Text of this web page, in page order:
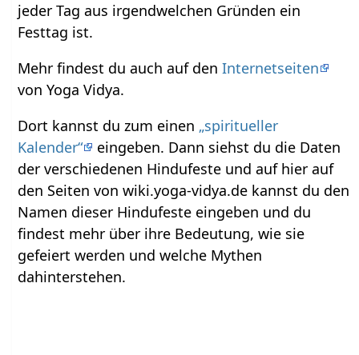
jeder Tag aus irgendwelchen Gründen ein
Festtag ist.
Mehr findest du auch auf denInternetseiten
von Yoga Vidya.
Dort kannst du zum einen „spiritueller
Kalender“
eingeben. Dann siehst du die Daten
der verschiedenen Hindufeste und auf hier auf
den Seiten von wiki.yoga-vidya.de kannst du den
Namen dieser Hindufeste eingeben und du
findest mehr über ihre Bedeutung, wie sie
gefeiert werden und welche Mythen
dahinterstehen.